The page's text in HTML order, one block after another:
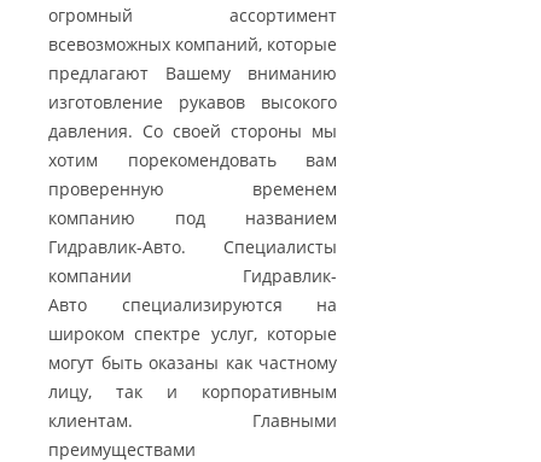
огромный ассортимент
всевозможных компаний, которые
предлагают Вашему вниманию
изготовление рукавов высокого
давления. Со своей стороны мы
хотим порекомендовать вам
проверенную временем
компанию под названием
Гидравлик-Авто. Специалисты
компании Гидравлик-
Авто специализируются на
широком спектре услуг, которые
могут быть оказаны как частному
лицу, так и корпоративным
клиентам. Главными
преимуществами